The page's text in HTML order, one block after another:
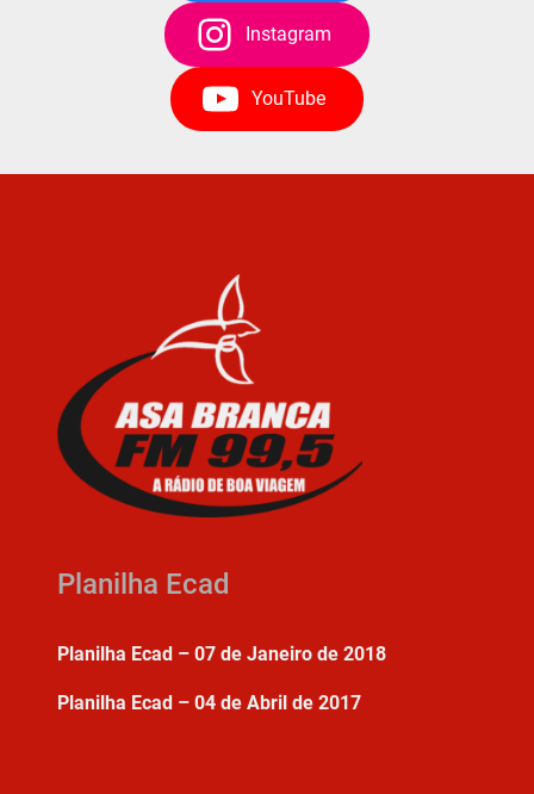
Instagram
YouTube
Planilha Ecad
Planilha Ecad – 07 de Janeiro de 2018
Planilha Ecad – 04 de Abril de 2017